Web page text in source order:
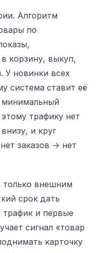
Алгоритм
по
корзину, выкуп,
У новинки всех
система ставит её
трафику нет
и круг
заказов → нет
только внешним
срок дать
трафик и первые
сигнал «товар
карточку